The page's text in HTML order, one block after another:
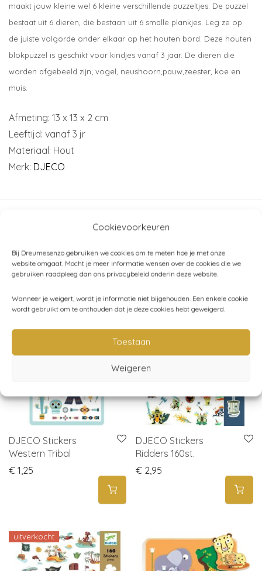
Cookievoorkeuren
Bij Dreumesenzo gebruiken we cookies om te meten hoe je met onze
website omgaat. Mocht je meer informatie wensen over de cookies die we
gebruiken raadpleeg dan ons privacybeleid onderin deze website.
Wanneer je weigert, wordt je informatie niet bijgehouden. Een enkele cookie
wordt gebruikt om te onthouden dat je deze cookies hebt geweigerd.
Toestaan
Weigeren
maakt jouw kleine wel 6 kleine verschillende puzzeltjes. De puzzel
bestaat uit 6 dieren, die bestaan uit 6 smalle plankjes. Leg ze op
de juiste volgorde onder elkaar op het houten bord. Deze houten
blokpuzzel is geschikt voor kindjes vanaf 3 jaar. De dieren die
worden afgebeeld zijn; vogel, neushoorn,pauw,zeester, koe en
muis.
Afmeting: 13 x 13 x 2 cm
Leeftijd: vanaf 3 jr
Materiaal: Hout
Merk: DJECO
DJ06211
Gerelateerde producten
DJECO Stickers
Western Tribal
€ 1,25
DJECO Stickers
Ridders 160st.
€ 2,95
uitverkocht